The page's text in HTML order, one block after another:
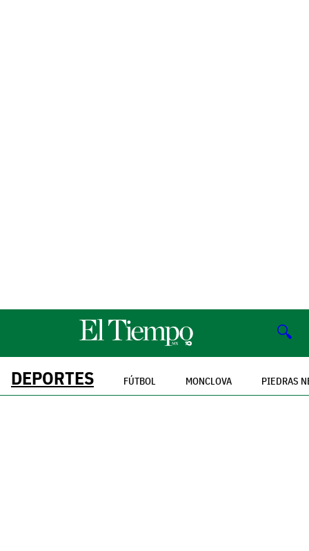
🔍
DEPORTES FÚTBOL MONCLOVA PIEDRAS